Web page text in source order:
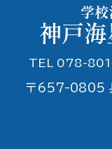
TEL 078-
〒657-0805